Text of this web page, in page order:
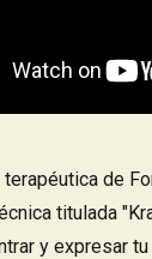
de
titulada
y expresar